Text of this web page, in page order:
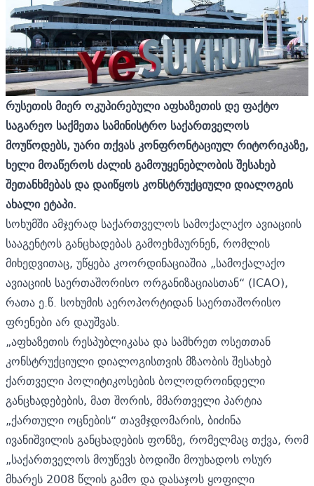
რუსეთის მიერ ოკუპირებული აფხაზეთის დე ფაქტო
საგარეო საქმეთა სამინისტრო საქართველოს
მოუწოდებს, უარი თქვას კონფრონტაციულ რიტორიკაზე,
ხელი მოაწეროს ძალის გამოუყენებლობის შესახებ
შეთანხმებას და დაიწყოს კონსტრუქციული დიალოგის
ახალი ეტაპი.
სოხუმში ამჯერად საქართველოს სამოქალაქო ავიაციის
სააგენტოს განცხადებას გამოეხმაურნენ, რომლის
მიხედვითაც, უწყება კოორდინაციაშია „სამოქალაქო
ავიაციის საერთაშორისო ორგანიზაციასთან“ (ICAO),
რათა ე.წ. სოხუმის აეროპორტიდან საერთაშორისო
ფრენები არ დაუშვას.
„აფხაზეთის რესპუბლიკასა და სამხრეთ ოსეთთან
კონსტრუქციული დიალოგისთვის მზაობის შესახებ
ქართველი პოლიტიკოსების ბოლოდროინდელი
განცხადებების, მათ შორის, მმართველი პარტია
„ქართული ოცნების“ თავმჯდომარის, ბიძინა
ივანიშვილის განცხადების ფონზე, რომელმაც თქვა, რომ
„საქართველოს მოუწევს ბოდიში მოუხადოს ოსურ
მხარეს 2008 წლის გამო და დასაჯოს ყოფილი